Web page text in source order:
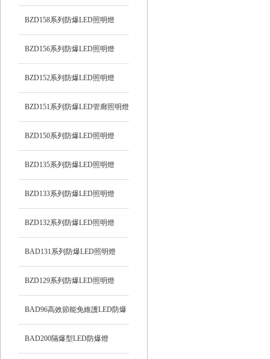
BZD158系列防爆LED照明燈
BZD156系列防爆LED照明燈
BZD152系列防爆LED照明燈
BZD151系列防爆LED管廊照明燈
BZD150系列防爆LED照明燈
BZD135系列防爆LED照明燈
BZD133系列防爆LED照明燈
BZD132系列防爆LED照明燈
BAD131系列防爆LED照明燈
BZD129系列防爆LED照明燈
BAD96高效節能免維護LED防爆
燈
BAD200隔爆型LED防爆燈